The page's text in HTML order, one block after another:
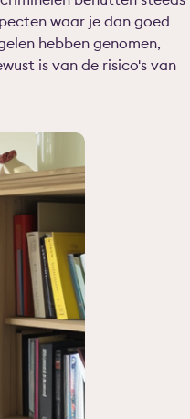
waar je dan goed
hebben genomen,
is van de risico's van